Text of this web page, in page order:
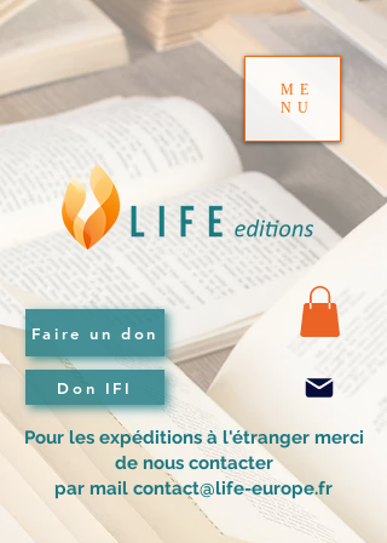
ME
NU
Faire un don
Don IFI
Pour les expéditions à l'étranger merci
de nous contacter
par mail contact@life-europe.fr